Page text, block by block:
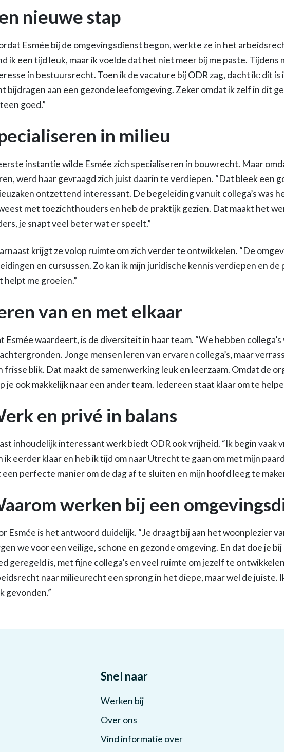
nieuwe stap
Esmée bij de omgevingsdienst begon, werkte ze in het
ik een tijd leuk, maar ik voelde dat het niet meer bij me paste. Tijdens
in bestuursrecht. Toen ik de vacature bij ODR zag, dacht ik: dit
bijdragen aan een gezonde leefomgeving. Zeker omdat ik zelf in dit
goed.”
in milieu
instantie wilde Esmée zich specialiseren in bouwrecht. Maar
werd haar gevraagd zich juist daarin te verdiepen. “Dat bleek een
ontzettend interessant. De begeleiding vanuit collega’s was
met toezichthouders en heb de praktijk gezien. Dat maakt het
je snapt veel beter wat er speelt.”
krijgt ze volop ruimte om zich verder te ontwikkelen. “De
en cursussen. Zo kan ik mijn juridische kennis verdiepen en
helpt me groeien.”
van en met elkaar
Esmée waardeert, is de diversiteit in haar team. “We hebben
Jonge mensen leren van ervaren collega’s, maar
frisse blik. Dat maakt de samenwerking leuk en leerzaam. Omdat de
je ook makkelijk naar een ander team. Iedereen staat klaar om te
en privé in balans
inhoudelijk interessant werk biedt ODR ook vrijheid. “Ik begin vaak
ik eerder klaar en heb ik tijd om naar Utrecht te gaan om met mijn
een perfecte manier om de dag af te sluiten en mijn hoofd leeg te
werken bij een
Esmée is het antwoord duidelijk. “Je draagt bij aan het woonplezier
we voor een veilige, schone en gezonde omgeving. En dat doe je
geregeld is, met fijne collega’s en veel ruimte om jezelf te
naar milieurecht een sprong in het diepe, maar wel de juiste.
gevonden.”
Snel naar
Werken bij
Over ons
Vind informatie over